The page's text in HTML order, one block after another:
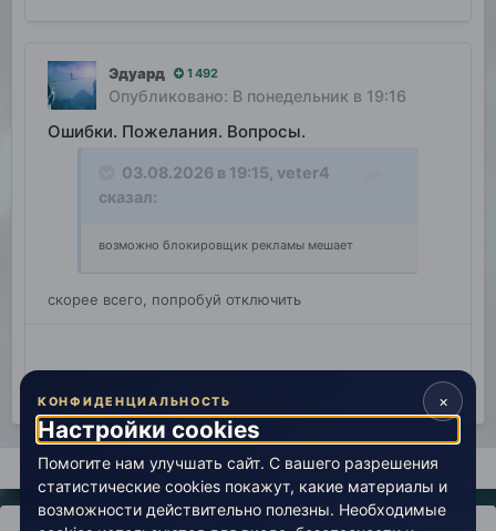
Эдуард 1 492
Опубликовано: В понедельник в 19:16
Ошибки. Пожелания. Вопросы.
03.08.2026 в 19:15, veter4
сказал:
возможно блокировщик рекламы мешает
скорее всего, попробуй отключить
Главная Поиск
×
КОНФИДЕНЦИАЛЬНОСТЬ
Настройки cookies
Помогите нам улучшать сайт. С вашего разрешения
статистические cookies покажут, какие материалы и
возможности действительно полезны. Необходимые